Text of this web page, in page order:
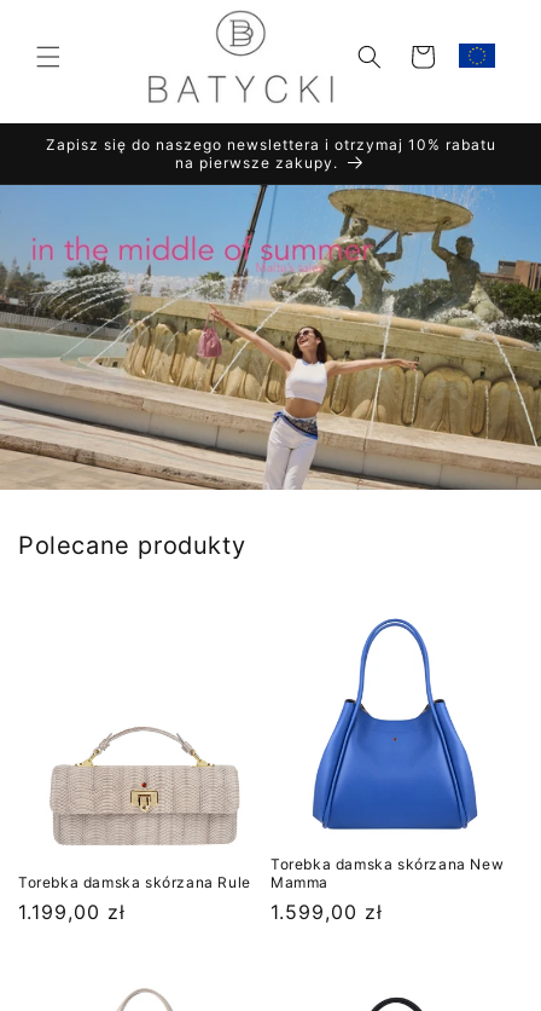
treści
Koszyk
Zapisz się do naszego newslettera i otrzymaj 10% rabatu
na pierwsze zakupy.
Polecane produkty
Torebka damska skórzana Rule
Cena
1.199,00 zł
Torebka damska skórzana New
Mamma
Cena
1.599,00 zł